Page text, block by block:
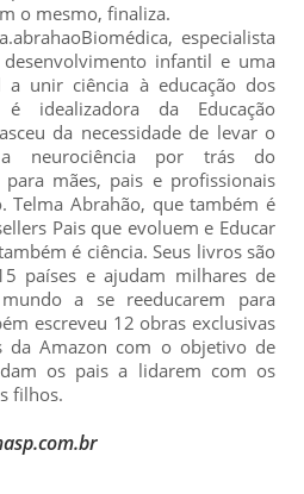
o mesmo, finaliza.
especialista
infantil e uma
a unir ciência à educação dos
idealizadora da Educação
da necessidade de levar o
a neurociência por trás do
mães, pais e profissionais
Telma Abrahão, que também é
Pais que evoluem e Educar
é ciência. Seus livros são
países e ajudam milhares de
a se reeducarem para
escreveu 12 obras exclusivas
da Amazon com o objetivo de
os pais a lidarem com os
filhos.